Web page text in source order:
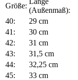
Größe:
(Außenmaß):
40:
29 cm
41:
30 cm
42:
31 cm
43:
31,5 cm
44:
32,25 cm
45:
33 cm